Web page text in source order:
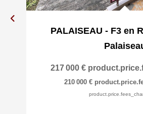
PALAISEAU - F3 en
217 000 €
210 000 €